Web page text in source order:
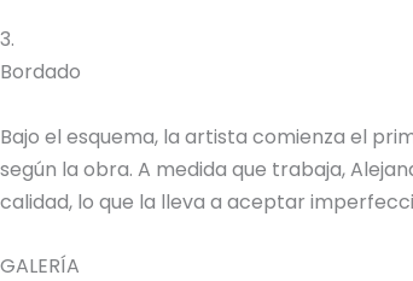
3.
Bordado
Bajo el esquema, la artista comienza el
según la obra. A medida que trabaja,
calidad, lo que la lleva a aceptar
GALERÍA